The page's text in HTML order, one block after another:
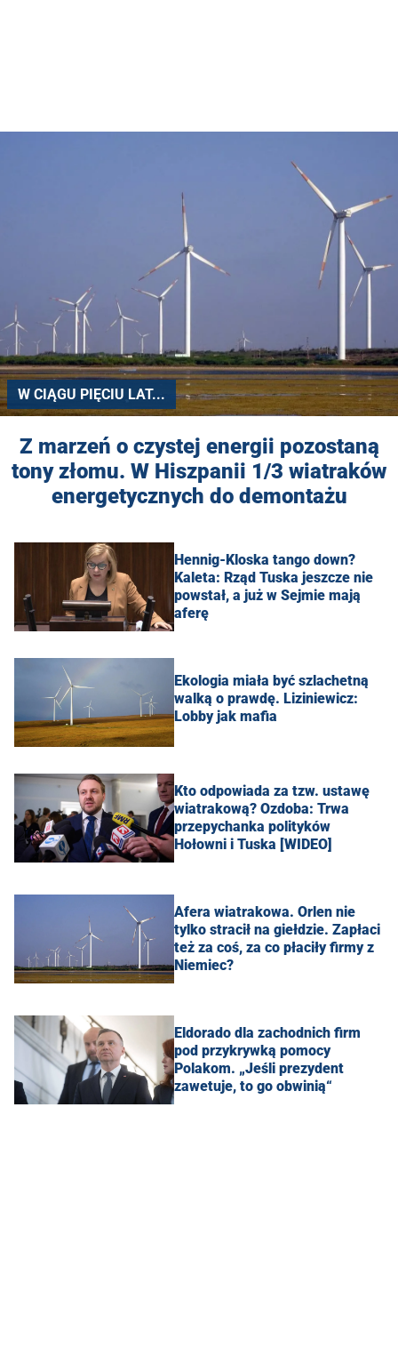
W CIĄGU PIĘCIU LAT...
Z marzeń o czystej energii pozostaną
tony złomu. W Hiszpanii 1/3 wiatraków
energetycznych do demontażu
Hennig-Kloska tango down?
Kaleta: Rząd Tuska jeszcze nie
powstał, a już w Sejmie mają
aferę
Ekologia miała być szlachetną
walką o prawdę. Liziniewicz:
Lobby jak mafia
Kto odpowiada za tzw. ustawę
wiatrakową? Ozdoba: Trwa
przepychanka polityków
Hołowni i Tuska [WIDEO]
Afera wiatrakowa. Orlen nie
tylko stracił na giełdzie. Zapłaci
też za coś, za co płaciły firmy z
Niemiec?
Eldorado dla zachodnich firm
pod przykrywką pomocy
Polakom. „Jeśli prezydent
zawetuje, to go obwinią“